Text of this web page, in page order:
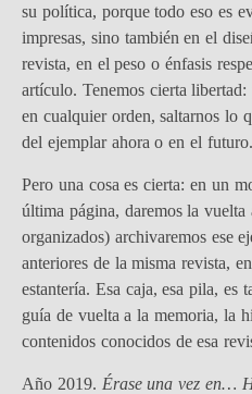
su política, porque todo eso es
impresas, sino también en el
revista, en el peso o énfasis
artículo. Tenemos cierta
en cualquier orden, saltarnos lo
del ejemplar ahora o en el futuro.
Pero una cosa es cierta: en un
última página, daremos la
organizados) archivaremos ese
anteriores de la misma revista,
estantería. Esa caja, esa pila, es
guía de vuelta a la memoria, la
contenidos conocidos de esa
Año 2019. Érase una vez en…